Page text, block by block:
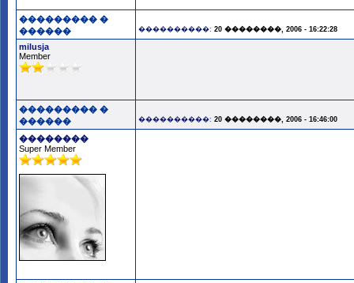
��������� �
������
����������: 20 ��������, 2006 - 16:22:28
milusja
Member
��������� �
������
����������: 20 ��������, 2006 - 16:46:00
��������
Super Member